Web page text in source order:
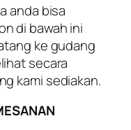
anda bisa
di bawah ini
ke gudang
secara
kami sediakan.